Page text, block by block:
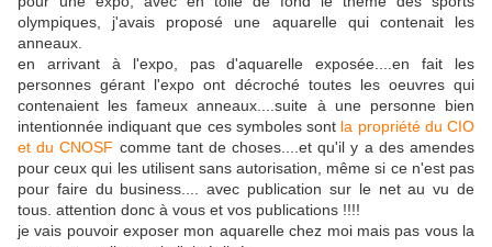
olympiques, j'avais proposé une aquarelle qui contenait les
anneaux.
en arrivant à l'expo, pas d'aquarelle exposée....en fait les
personnes gérant l'expo ont décroché toutes les oeuvres qui
contenaient les fameux anneaux....suite à une personne bien
intentionnée indiquant que ces symboles sont la propriété du CIO
et du CNOSF comme tant de choses....et qu'il y a des amendes
pour ceux qui les utilisent sans autorisation, même si ce n'est pas
pour faire du business.... avec publication sur le net au vu de
tous. attention donc à vous et vos publications !!!!
je vais pouvoir exposer mon aquarelle chez moi mais pas vous la